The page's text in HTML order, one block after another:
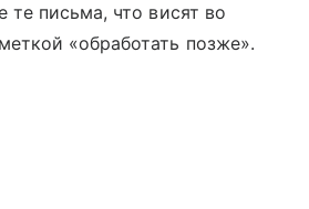
те письма, что висят во
«обработать позже».